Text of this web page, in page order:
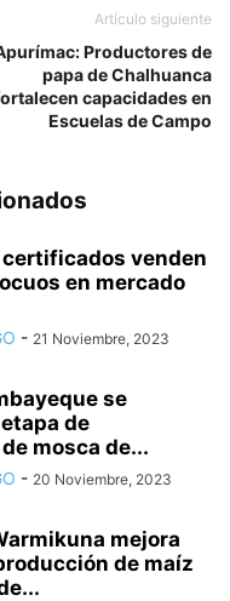
Artículo siguiente
Productores de
papa de Chalhuanca
capacidades en
Escuelas de Campo
venden
en mercado
- 21 Noviembre, 2023
se
de
mosca de...
- 20 Noviembre, 2023
mejora
de maíz